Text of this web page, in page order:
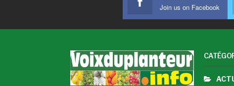
Join us on Facebook